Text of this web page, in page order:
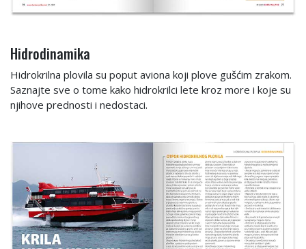
Hidrodinamika
Hidrokrilna plovila su poput aviona koji plove gušćim zrakom.
Saznajte sve o tome kako hidrokrilci lete kroz more i koje su
njihove prednosti i nedostaci.